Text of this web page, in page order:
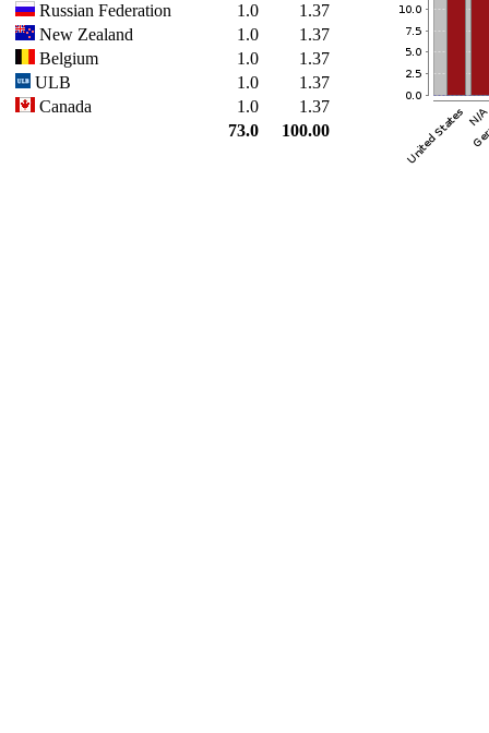
Russian Federation
1.0
1.37
New Zealand
1.0
1.37
Belgium
1.0
1.37
ULB
1.0
1.37
Canada
1.0
1.37
73.0
100.00